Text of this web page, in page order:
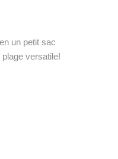
un petit sac
versatile!